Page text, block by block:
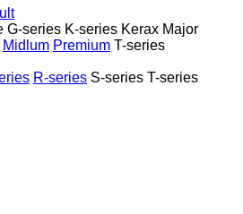
G-series K-series Kerax Major
Midlum Premium T-series
R-series S-series T-series